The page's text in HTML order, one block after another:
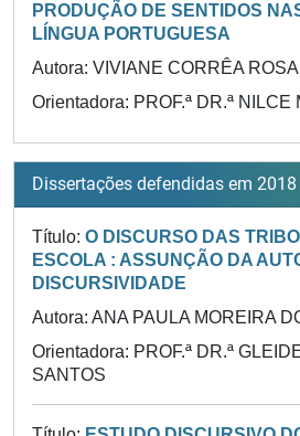
PRODUÇÃO DE SENTIDOS
LÍNGUA PORTUGUESA
Autora: VIVIANE CORRÊA ROSA
Orientadora: PROF.ª DR.ª NILCE
Dissertações defendidas em 2018
Título: O DISCURSO DAS
ESCOLA : ASSUNÇÃO DA
DISCURSIVIDADE
Autora: ANA PAULA MOREIRA
Orientadora: PROF.ª DR.ª
SANTOS